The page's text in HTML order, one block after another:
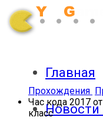
Главная
Новости
Прохождения
Час кода 2017
класс